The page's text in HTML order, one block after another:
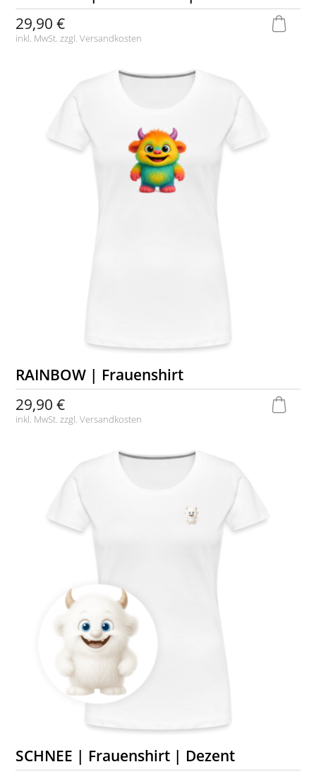
29,90 €
inkl. MwSt. zzgl.Versandkosten
RAINBOW | Frauenshirt
29,90 €
inkl. MwSt. zzgl.Versandkosten
SCHNEE | Frauenshirt | Dezent